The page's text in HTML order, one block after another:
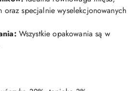
oraz specjalnie wyselekcjonowanych
Wszystkie opakowania są w